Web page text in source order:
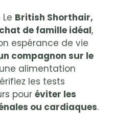
British Shorthair,
de famille idéal,
espérance de vie
compagnon sur le
alimentation
les tests
pour éviter les
ou cardiaques.